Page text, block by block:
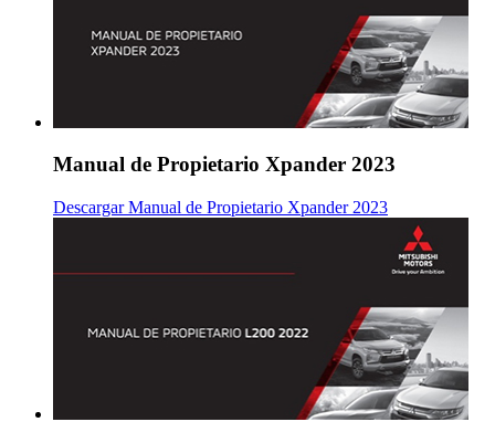
Manual de Propietario Xpander 2023
Descargar Manual de Propietario Xpander 2023